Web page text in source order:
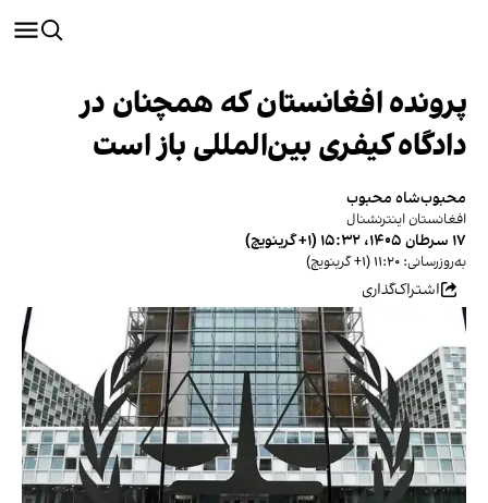
پرونده افغانستان که همچنان در
دادگاه کیفری بین‌المللی باز است
محبوب‌شاه محبوب
افغانستان اینترنشنال
۱۷ سرطان ۱۴۰۵، ۱۵:۳۲ (‎+۱ گرینویچ)
به‌روزرسانی: ۱۱:۲۰ (‎+۱ گرینویچ)
اشتراک‌گذاری